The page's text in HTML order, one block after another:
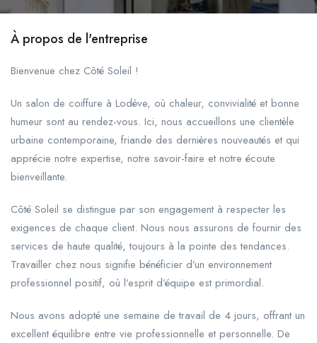
À propos de l'entreprise
Bienvenue chez Côté Soleil !
Un salon de coiffure à Lodève, où chaleur, convivialité et bonne
humeur sont au rendez-vous. Ici, nous accueillons une clientèle
urbaine contemporaine, friande des dernières nouveautés et qui
apprécie notre expertise, notre savoir-faire et notre écoute
bienveillante.
Côté Soleil se distingue par son engagement à respecter les
exigences de chaque client. Nous nous assurons de fournir des
services de haute qualité, toujours à la pointe des tendances.
Travailler chez nous signifie bénéficier d’un environnement
professionnel positif, où l’esprit d’équipe est primordial.
Nous avons adopté une semaine de travail de 4 jours, offrant un
excellent équilibre entre vie professionnelle et personnelle. De